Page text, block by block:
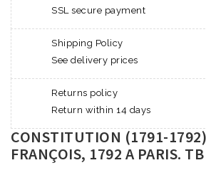
SSL secure payment
Shipping Policy
See delivery prices
Returns policy
Return within 14 days
CONSTITUTION (1791-
FRANÇOIS, 1792 A PARIS. TB